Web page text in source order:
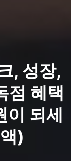
, 성장,
점 혜택
이 되세
)